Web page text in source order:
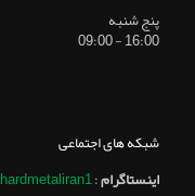
پنج شنبه
16:00 - 09:00
شبکه های اجتماعی
اینستاگرام:
hardmetaliran1